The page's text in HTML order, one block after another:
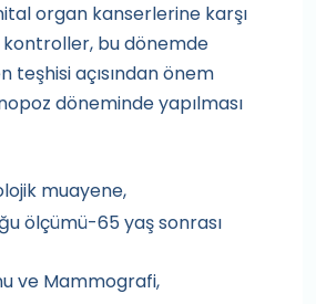
organ kanserlerine karşı
kontroller, bu dönemde
teşhisi açısından önem
döneminde yapılması
muayene,
ölçümü-65 yaş sonrası
ve Mammografi,